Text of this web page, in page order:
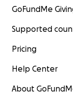
GoFundMe
Supported
Pricing
Help Center
About